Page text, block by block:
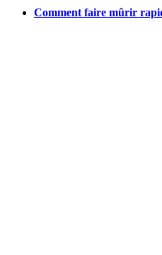
Comment faire mûrir